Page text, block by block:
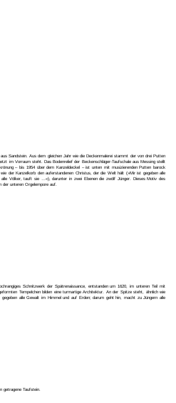
Sandstein. Aus dem gleichen Jahr wie die Deckenmalerei stammt der von drei Putten
im Vorraum steht. Das Bodenrelief der Beckenschläger-Taufschale aus Messing stellt
– bis 1954 über dem Kanzeldeckel – ist unten mit musizierenden Putten barock
der Kanzelkorb den auferstandenen Christus, der die Welt hält (»Mir ist gegeben alle
Völker, tauft sie …«), darunter in zwei Ebenen die zwölf Jünger. Dieses Motiv des
der unteren Orgelempore auf.
Schnitzwerk der Spätrenaissance, entstanden um 1620, im unteren Teil mit
Tempelchen bilden eine turmartige Architektur. An der Spitze steht, ähnlich wie
alle Gewalt im Himmel und auf Erden; darum geht hin, macht zu Jüngern alle
getragene Taufstein.